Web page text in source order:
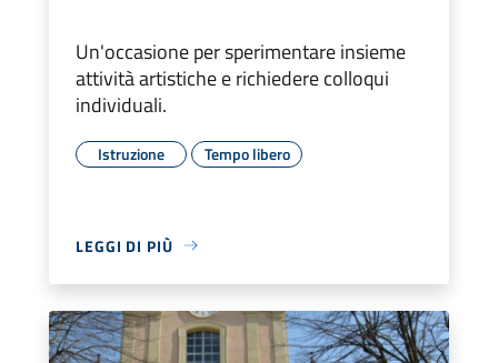
Un'occasione per sperimentare insieme
attività artistiche e richiedere colloqui
individuali.
Istruzione Tempo libero
LEGGI DI PIÙ